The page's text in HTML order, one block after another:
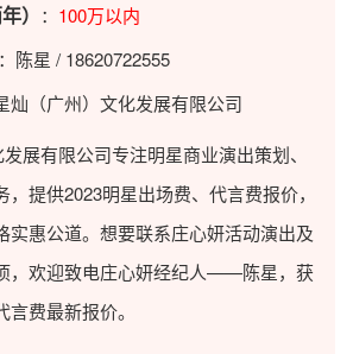
） ： 100万以内
：陈星 / 18620722555
灿（广州）文化发展有限公司
有限公司专注明星商业演出策划、
，提供2023明星出场费、代言费报价，
实惠公道。想要联系庄心妍活动演出及
，欢迎致电庄心妍经纪人——陈星，获
费最新报价。